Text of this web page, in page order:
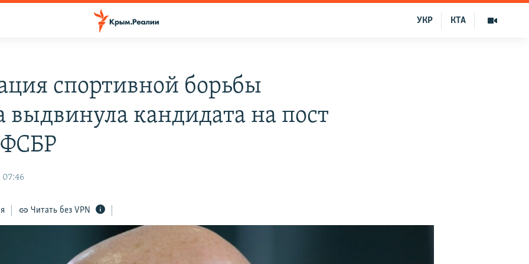
КТА
УКР
спортивной борьбы
кандидата на пост
07:46
Читать без VPN